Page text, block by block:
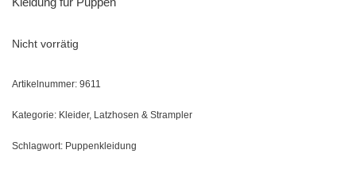
Nicht vorrätig
Artikelnummer: 9611
Kategorie: Kleider, Latzhosen & Strampler
Schlagwort: Puppenkleidung